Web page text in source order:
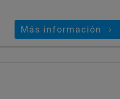
Más información